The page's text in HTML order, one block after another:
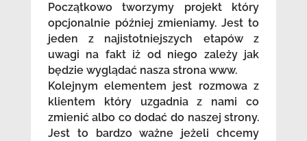
Początkowo tworzymy projekt który
opcjonalnie później zmieniamy. Jest to
jeden z najistotniejszych etapów z
uwagi na fakt iż od niego zależy jak
będzie wyglądać nasza strona www.
Kolejnym elementem jest rozmowa z
klientem który uzgadnia z nami co
zmienić albo co dodać do naszej strony.
Jest to bardzo ważne jeżeli chcemy